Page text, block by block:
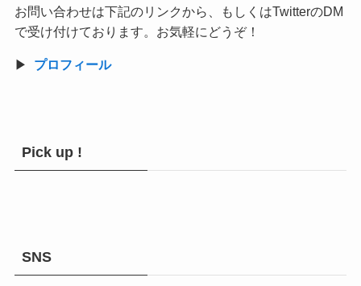
お問い合わせは下記のリンクから、もしくはTwitterのDM
で受け付けております。お気軽にどうぞ！
▶︎ プロフィール
Pick up !
SNS